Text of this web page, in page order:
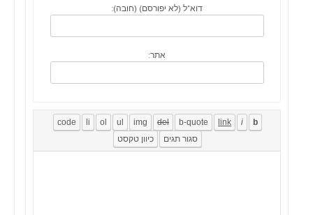
דוא"ל (לא יפורסם) (חובה):
אתר: